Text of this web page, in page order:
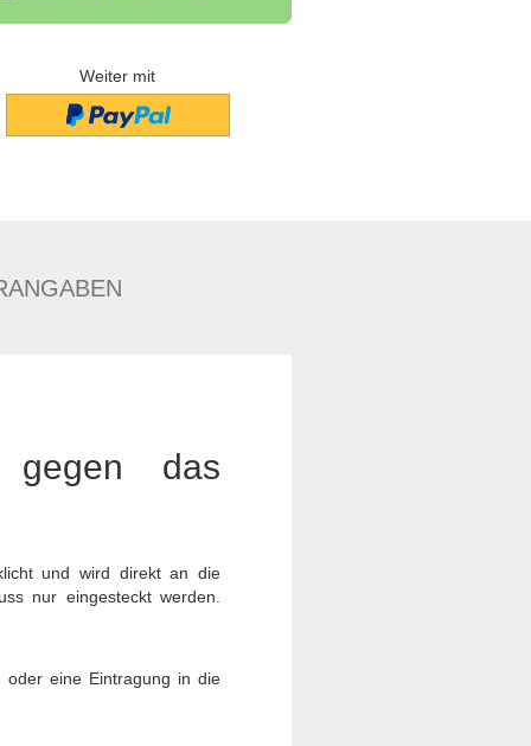
Weiter mit
gegen das
und wird direkt an die
nur eingesteckt werden.
oder eine Eintragung in die